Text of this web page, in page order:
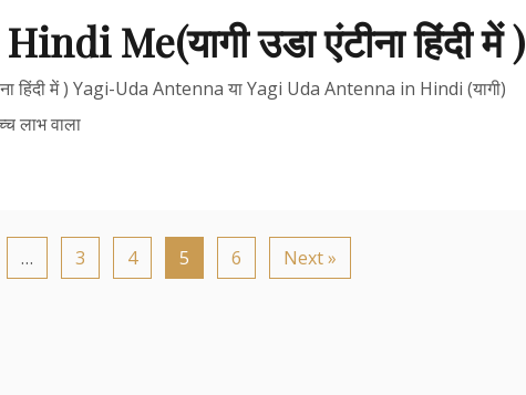
Me(यागी उडा एंटीना हिंदी में )
हिंदी में ) Yagi-Uda Antenna या Yagi Uda Antenna in Hindi (यागी)
लाभ वाला
… 3 4 5 6 Next »